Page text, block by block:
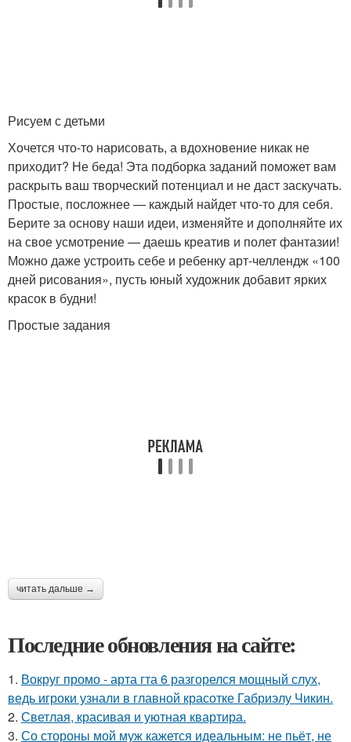
Рисуем с детьми
Хочется что-то нарисовать, а вдохновение никак не
приходит? Не беда! Эта подборка заданий поможет вам
раскрыть ваш творческий потенциал и не даст заскучать.
Простые, посложнее — каждый найдет что-то для себя.
Берите за основу наши идеи, изменяйте и дополняйте их
на свое усмотрение — даешь креатив и полет фантазии!
Можно даже устроить себе и ребенку арт-челлендж «100
дней рисования», пусть юный художник добавит ярких
красок в будни!
Простые задания
читать дальше →
Последние обновления на сайте:
1. Вокруг промо - арта гта 6 разгорелся мощный слух,
ведь игроки узнали в главной красотке Габриэлу Чикин.
2. Светлая, красивая и уютная квартира.
3. Со стороны мой муж кажется идеальным: не пьёт, не